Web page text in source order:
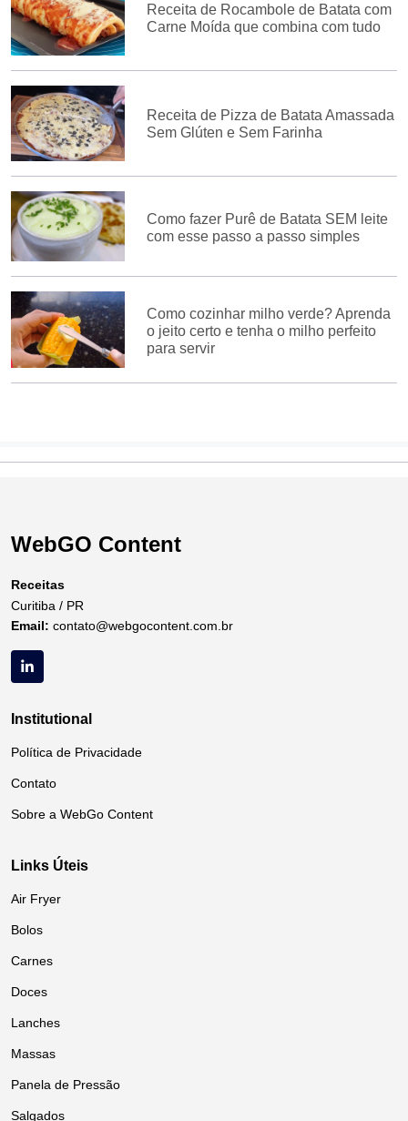
Receita de Rocambole de Batata com
Carne Moída que combina com tudo
Receita de Pizza de Batata Amassada
Sem Glúten e Sem Farinha
Como fazer Purê de Batata SEM leite
com esse passo a passo simples
Como cozinhar milho verde? Aprenda
o jeito certo e tenha o milho perfeito
para servir
WebGO Content
Receitas
Curitiba / PR
Email: contato@webgocontent.com.br
Institutional
Política de Privacidade
Contato
Sobre a WebGo Content
Links Úteis
Air Fryer
Bolos
Carnes
Doces
Lanches
Massas
Panela de Pressão
Salgados